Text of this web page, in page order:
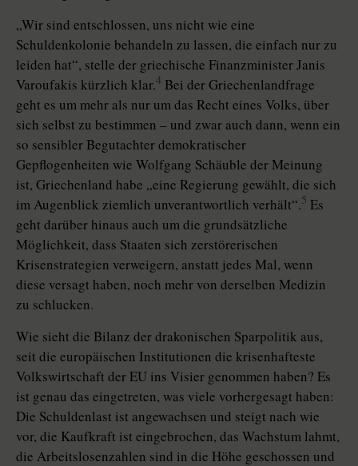
„Wir sind entschlossen, uns nicht wie eine
Schuldenkolonie behandeln zu lassen, die einfach nur zu
leiden hat“, stelle der griechische Finanzminister Janis
Varoufakis kürzlich klar.4 Bei der Griechenlandfrage
geht es um mehr als nur um das Recht eines Volks, über
sich selbst zu bestimmen – und zwar auch dann, wenn ein
so sensibler Begutachter demokratischer
Gepflogenheiten wie Wolfgang Schäuble der Meinung
ist, Griechenland habe „eine Regierung gewählt, die sich
im Augenblick ziemlich unverantwortlich verhält“.5 Es
geht darüber hinaus auch um die grundsätzliche
Möglichkeit, dass Staaten sich zerstörerischen
Krisenstrategien verweigern, anstatt jedes Mal, wenn
diese versagt haben, noch mehr von derselben Medizin
zu schlucken.
Wie sieht die Bilanz der drakonischen Sparpolitik aus,
seit die europäischen Institutionen die krisenhafteste
Volkswirtschaft der EU ins Visier genommen haben? Es
ist genau das eingetreten, was viele vorhergesagt haben:
Die Schuldenlast ist angewachsen und steigt nach wie
vor, die Kaufkraft ist eingebrochen, das Wachstum lahmt,
die Arbeitslosenzahlen sind in die Höhe geschossen und